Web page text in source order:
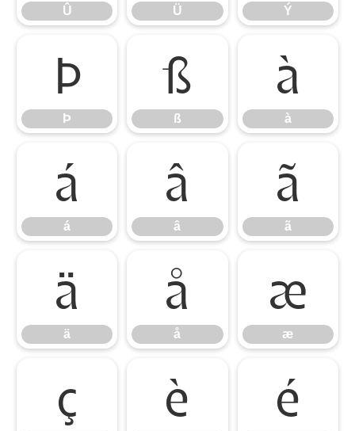
Û Ü Ý
Þ
Þ
ß
ß
à
à
á
á
â
â
ã
ã
ä
ä
å
å
æ
æ
ç è é